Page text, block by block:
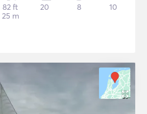
82 ft
25 m
20 8 10